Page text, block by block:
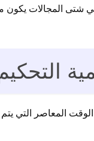
شتى المجالات يكون
المعاصر التي